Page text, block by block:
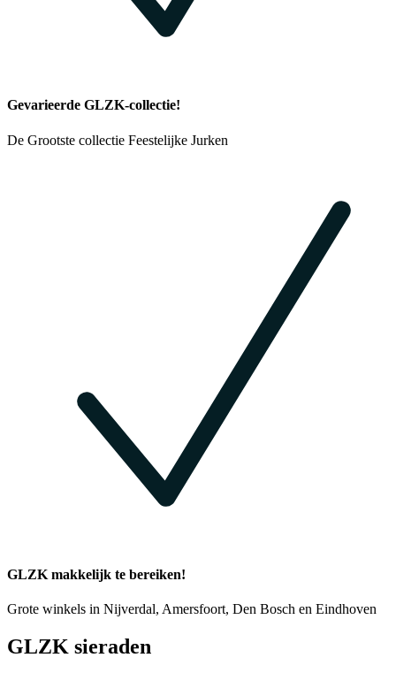
Gevarieerde GLZK-collectie!
De Grootste collectie Feestelijke Jurken
GLZK makkelijk te bereiken!
Grote winkels in Nijverdal, Amersfoort, Den Bosch en Eindhoven
GLZK sieraden